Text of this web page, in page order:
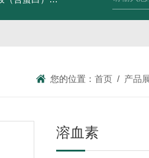
您的位置： 首页 / 产品
溶血素